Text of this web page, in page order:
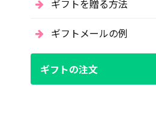
ギフトを贈る方法
ギフトメールの例
ギフトの注文